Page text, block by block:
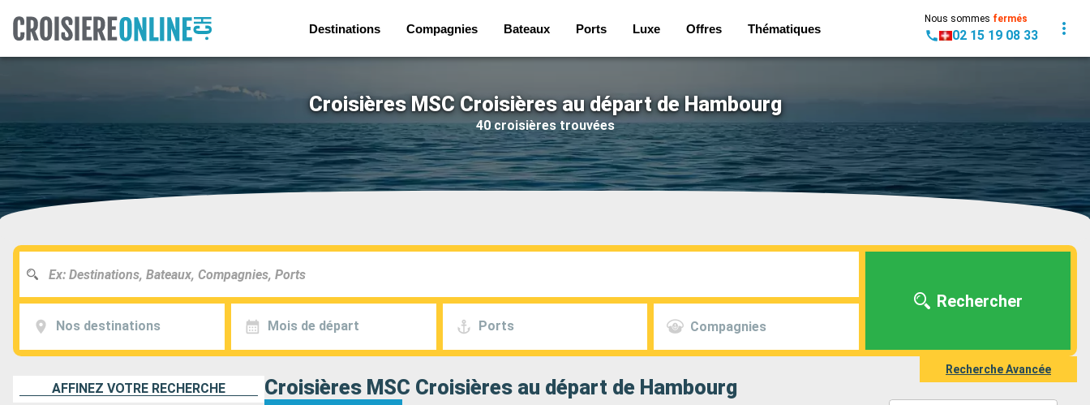
Destinations Compagnies Bateaux Ports Luxe Offres Thématiques
Nous sommes fermés
02 15 19 08 33
Croisières MSC Croisières au départ de Hambourg
40 croisières trouvées
Nos destinations Mois de départ Ports Compagnies
Rechercher
Recherche Avancée
AFFINEZ VOTRE RECHERCHE Croisières MSC Croisières au départ de Hambourg